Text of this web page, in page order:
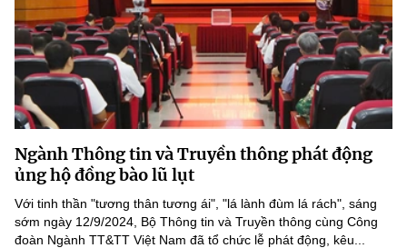
Tin địa phương
Sở hữu trí tuệ
Tiêu chuẩn, đo lường, chất lượng
Năng lượng nguyên tử
Ảnh
Voice
Nhiệm vụ trọng tâm
Chọn ngôn ngữ
Vietnamese
Ngành Thông tin và Truyền thông phát động
ủng hộ đồng bào lũ lụt
Với tinh thần "tương thân tương ái", "lá lành đùm lá rách", sáng
sớm ngày 12/9/2024, Bộ Thông tin và Truyền thông cùng Công
đoàn Ngành TT&TT Việt Nam đã tổ chức lễ phát động, kêu...